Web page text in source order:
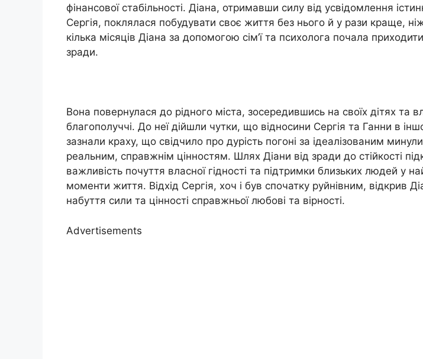
фінансової стабільності. Діана, отримавши силу від усвідомлення
Сергія, поклялася побудувати своє життя без нього й у рази краще,
кілька місяців Діана за допомогою сім’ї та психолога почала
зради.
Вона повернулася до рідного міста, зосередившись на своїх дітях та
благополуччі. До неї дійшли чутки, що відносини Сергія та Ганни в
зазнали краху, що свідчило про дурість погоні за ідеалізованим
реальним, справжнім цінностям. Шлях Діани від зради до стійкості
важливість почуття власної гідності та підтримки близьких людей у
моменти життя. Відхід Сергія, хоч і був спочатку руйнівним, відкрив
набуття сили та цінності справжньої любові та вірності.
Advertisements